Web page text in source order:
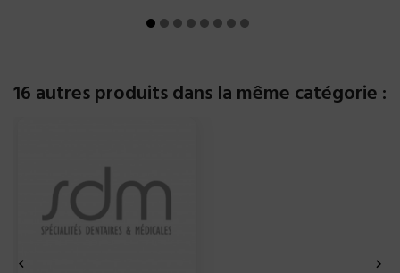
16 autres produits dans la même catégorie :
 